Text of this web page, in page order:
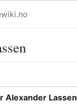
Alexander Lassen